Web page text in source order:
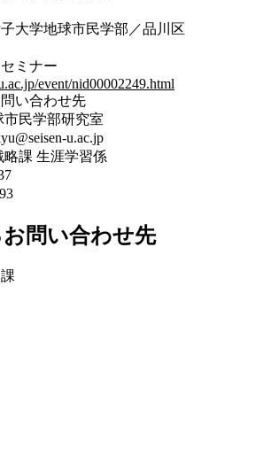
大学地球市民学部／品川区
ミナー
event/nid00002249.html
い合わせ先
市民学部研究室
u.ac.jp
略課 生涯学習係
問い合わせ先